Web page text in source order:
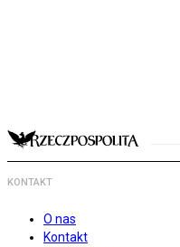
KONTAKT
O nas
Kontakt